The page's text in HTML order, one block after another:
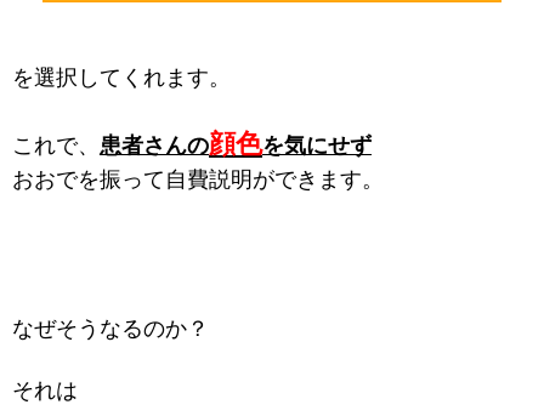
を選択してくれます。
これで、 患者さんの顔色を気にせず
おおでを振って自費説明ができます。
なぜそうなるのか？
それは